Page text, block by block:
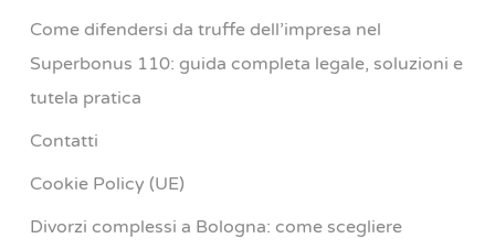
Come difendersi da truffe dell’impresa nel
Superbonus 110: guida completa legale, soluzioni e
tutela pratica
Contatti
Cookie Policy (UE)
Divorzi complessi a Bologna: come scegliere